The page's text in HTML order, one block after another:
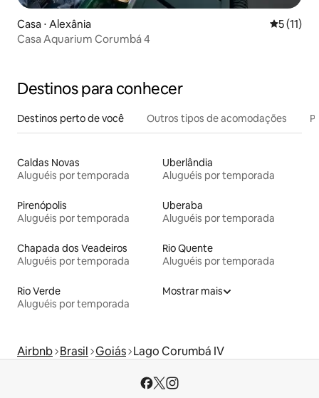
Casa ⋅ Alexânia 5 de uma
5 (11)
Casa Aquarium Corumbá 4
Destinos para conhecer
Destinos perto de você Outros tipos de acomodações
Caldas Novas
Aluguéis por temporada
Uberlândia
Aluguéis por temporada
Pirenópolis
Aluguéis por temporada
Uberaba
Aluguéis por temporada
Chapada dos Veadeiros
Aluguéis por temporada
Rio Quente
Aluguéis por temporada
Rio Verde
Aluguéis por temporada
Mostrar mais
Airbnb Brasil Goiás Lago Corumbá IV